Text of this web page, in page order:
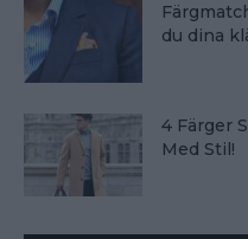
du dina
4 Färger
Med Stil!